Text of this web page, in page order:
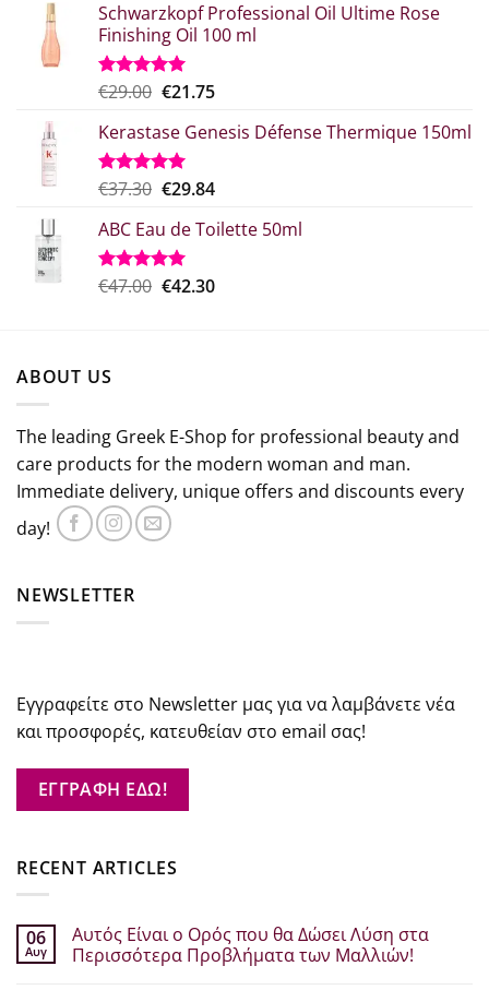
Schwarzkopf Professional Oil Ultime Rose
Finishing Oil 100 ml
Rated5.00
€29.00 Original
what:
€29.00.
€21.75Η
τιμή
€21.75.
Kerastase Genesis Défense Thermique 150ml
Rated5.00
€37.30 Original
was:
€37.30.
€29.84Η
τιμή
€29.84.
ABC Eau de Toilette 50ml
Rated5.00
€47.00 Original
€42.30The
ABOUT US
The leading Greek E-Shop for professional beauty and
care products for the modern woman and man.
Immediate delivery, unique offers and discounts every
day!
NEWSLETTER
Εγγραφείτε στο Newsletter μας για να λαμβάνετε νέα
και προσφορές, κατευθείαν στο email σας!
ΕΓΓΡΑΦΗ ΕΔΩ!
RECENT ARTICLES
06
Αυγ
Αυτός Είναι ο Ορός που θα Δώσει Λύση στα
Περισσότερα Προβλήματα των Μαλλιών!